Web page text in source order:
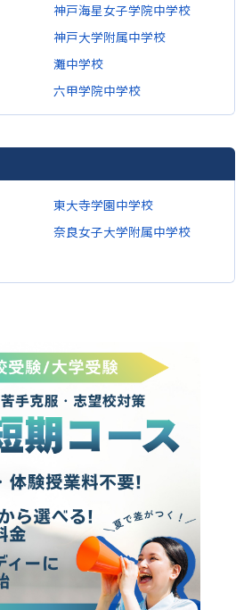
神戸海星女子学院中学校
神戸大学附属中学校
灘中学校
六甲学院中学校
東大寺学園中学校
奈良女子大学附属中学校